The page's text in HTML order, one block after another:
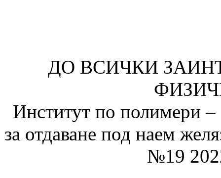
ДО ВСИЧКИ
Институт по полимери
за отдаване под наем
№19